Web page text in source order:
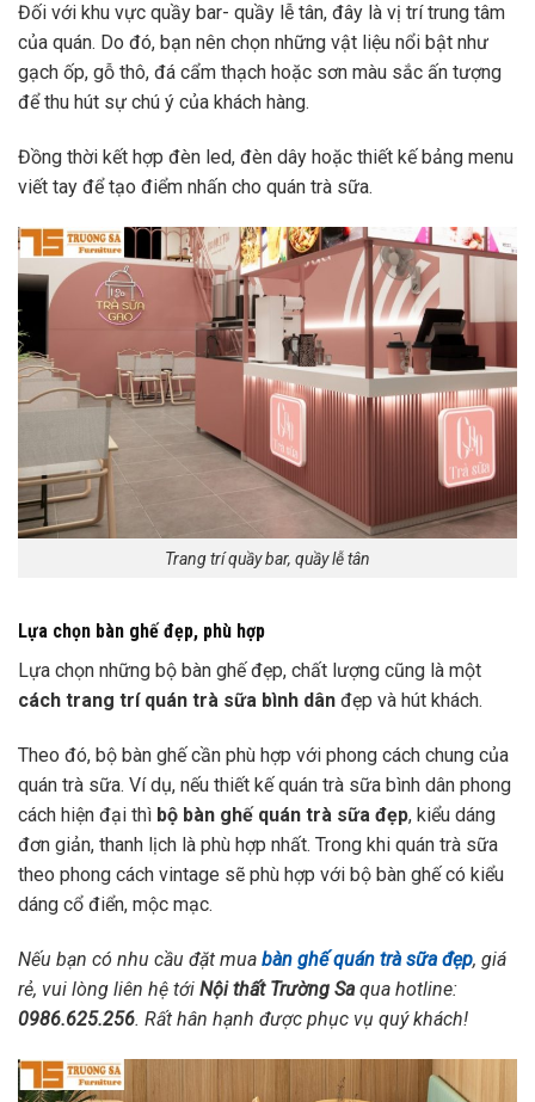
Đối với khu vực quầy bar- quầy lễ tân, đây là vị trí trung tâm
của quán. Do đó, bạn nên chọn những vật liệu nổi bật như
gạch ốp, gỗ thô, đá cẩm thạch hoặc sơn màu sắc ấn tượng
để thu hút sự chú ý của khách hàng.
Đồng thời kết hợp đèn led, đèn dây hoặc thiết kế bảng menu
viết tay để tạo điểm nhấn cho quán trà sữa.
Trang trí quầy bar, quầy lễ tân
Lựa chọn bàn ghế đẹp, phù hợp
Lựa chọn những bộ bàn ghế đẹp, chất lượng cũng là một
cách trang trí quán trà sữa bình dân đẹp và hút khách.
Theo đó, bộ bàn ghế cần phù hợp với phong cách chung của
quán trà sữa. Ví dụ, nếu thiết kế quán trà sữa bình dân phong
cách hiện đại thì bộ bàn ghế quán trà sữa đẹp, kiểu dáng
đơn giản, thanh lịch là phù hợp nhất. Trong khi quán trà sữa
theo phong cách vintage sẽ phù hợp với bộ bàn ghế có kiểu
dáng cổ điển, mộc mạc.
Nếu bạn có nhu cầu đặt mua bàn ghế quán trà sữa đẹp, giá
rẻ, vui lòng liên hệ tới Nội thất Trường Sa qua hotline:
0986.625.256. Rất hân hạnh được phục vụ quý khách!